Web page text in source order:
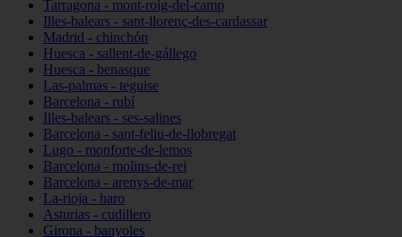
Tarragona - mont-roig-del-camp
Illes-balears - sant-llorenç-des-cardassar
Madrid - chinchón
Huesca - sallent-de-gállego
Huesca - benasque
Las-palmas - teguise
Barcelona - rubí
Illes-balears - ses-salines
Barcelona - sant-feliu-de-llobregat
Lugo - monforte-de-lemos
Barcelona - molins-de-rei
Barcelona - arenys-de-mar
La-rioja - haro
Asturias - cudillero
Girona - banyoles